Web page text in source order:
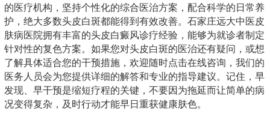
的医疗机构，坚持个性化的综合医治方案，配合科学的日常养
护，绝大多数头皮白斑都能得到有效改善。石家庄远大中医皮
肤病医院拥有丰富的头皮白癜风诊疗经验，能够为就诊者制定
针对性的复色方案。如果您对头皮白斑的医治还有疑问，或想
了解具体适合您的干预措施，欢迎随时点击在线咨询，我们的
医务人员会为您提供详细的解答和专业的指导建议。记住，早
发现、早干预是缩短疗程的关键，不要因为拖延而让简单的病
况变得复杂，及时行动才能早日重获健康肤色。